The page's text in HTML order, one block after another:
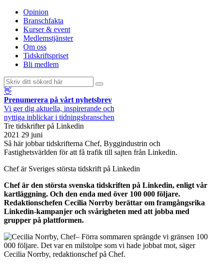
Opinion
Branschfakta
Kurser & event
Medlemstjänster
Om oss
Tidskriftspriset
Bli medlem
👋
Prenumerera på vårt nyhetsbrev
Vi ger dig aktuella, inspirerande och
nyttiga inblickar i tidningsbranschen
Tre tidskrifter på Linkedin
2021 29 juni
Så här jobbar tidskrifterna Chef, Byggindustrin och
Fastighetsvärlden för att få trafik till sajten från Linkedin.
Chef är Sveriges största tidskrift på Linkedin
Chef är den största svenska tidskriften på Linkedin, enligt vår
kartläggning. Och den enda med över 100 000 följare.
Redaktionschefen Cecilia Norrby berättar om framgångsrika
Linkedin-kampanjer och svårigheten med att jobba med
grupper på plattformen.
– Förra sommaren sprängde vi gränsen 100
000 följare. Det var en milstolpe som vi hade jobbat mot, säger
Cecilia Norrby, redaktionschef på Chef.